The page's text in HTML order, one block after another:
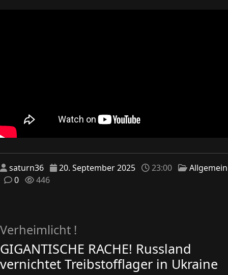
saturn36 20. September 2025 23:00
Allgemein
0
446
Verheimlicht !
GIGANTISCHE RACHE! Russland
vernichtet Treibstofflager in Ukraine